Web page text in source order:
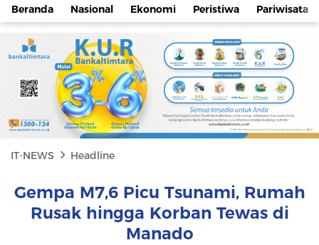
Beranda Nasional Ekonomi Peristiwa Pariwisata
IT-NEWS Headline
Gempa M7,6 Picu Tsunami, Rumah
Rusak hingga Korban Tewas di
Manado